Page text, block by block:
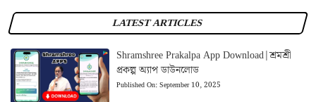
LATEST ARTICLES
Shramshree Prakalpa App Download|শ্রমশ্রী
প্রকল্প অ্যাপ ডাউনলোড
Published On:September 10, 2025